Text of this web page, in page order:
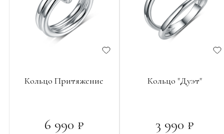
Кольцо Притяжение
6 990 ₽
Кольцо "Дуэт"
3 990 ₽